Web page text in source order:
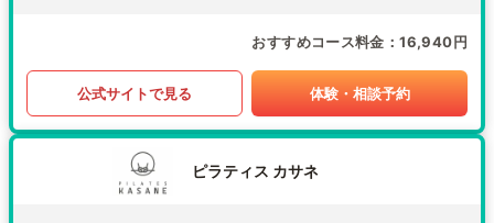
おすすめコース料金 16,940円
公式サイトで見る 体験・相談予約
ピラティス カサネ